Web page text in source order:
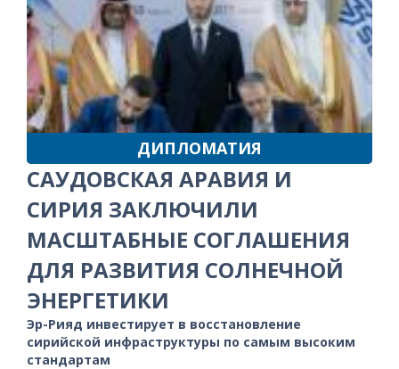
ДИПЛОМАТИЯ
САУДОВСКАЯ АРАВИЯ И
СИРИЯ ЗАКЛЮЧИЛИ
МАСШТАБНЫЕ СОГЛАШЕНИЯ
ДЛЯ РАЗВИТИЯ СОЛНЕЧНОЙ
ЭНЕРГЕТИКИ
Эр-Рияд инвестирует в восстановление
сирийской инфраструктуры по самым высоким
стандартам